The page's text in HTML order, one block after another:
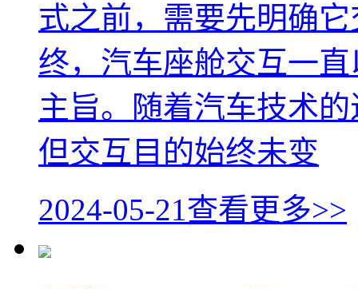
式之前，需要先明确
终，汽车座舱交互一
主旨。随着汽车技术
但交互目的始终未变
2024-05-21查看更多>>